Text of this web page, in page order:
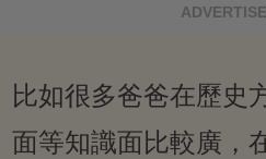
比如很多爸爸在歷史
面等知識面比較廣，